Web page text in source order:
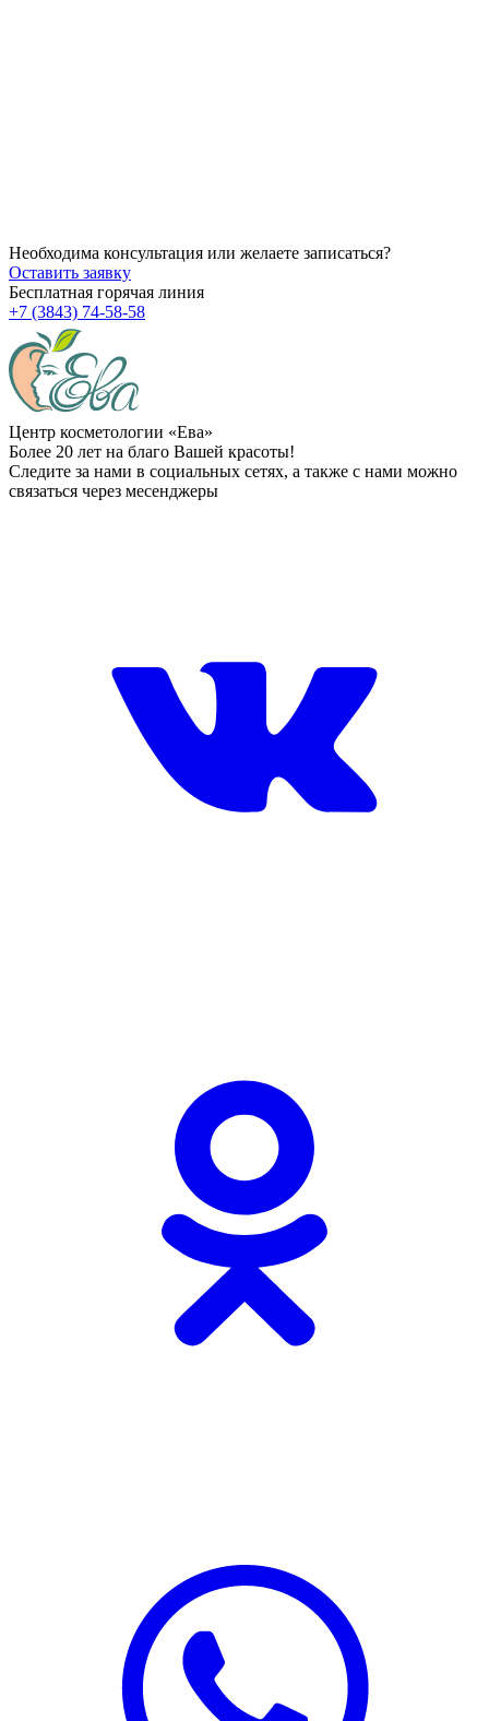
Необходима консультация или желаете записаться?
Оставить заявку
Бесплатная горячая линия
+7 (3843) 74-58-58
Центр косметологии «Ева»
Более 20 лет на благо Вашей красоты!
Следите за нами в социальных сетях, а также с нами можно
связаться через месенджеры